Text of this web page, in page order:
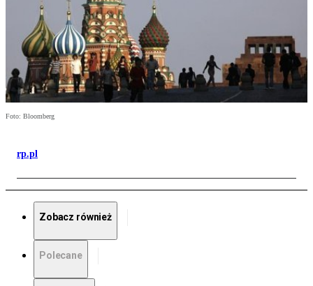
Foto: Bloomberg
rp.pl
Zobacz również
Polecane